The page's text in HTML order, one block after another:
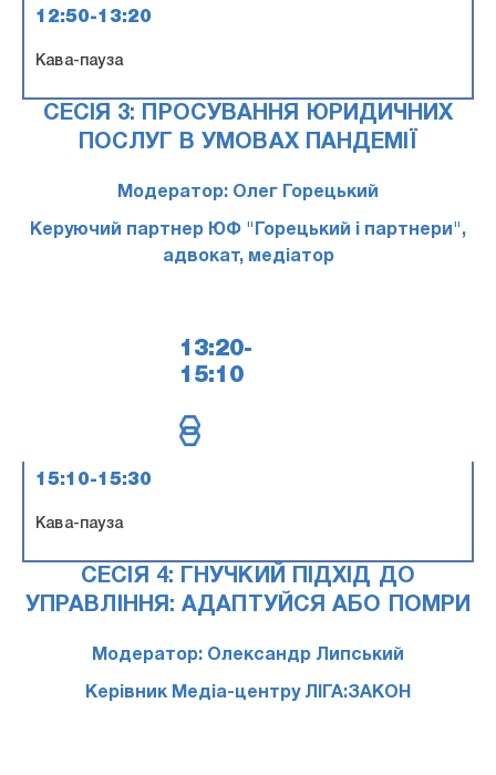
12:50-13:20
Кава-пауза
СЕСІЯ 3: ПРОСУВАННЯ ЮРИДИЧНИХ
ПОСЛУГ В УМОВАХ ПАНДЕМІЇ
Модератор: Олег Горецький
Керуючий партнер ЮФ "Горецький і партнери",
адвокат, медіатор
13:20-
15:10
15:10-15:30
Кава-пауза
СЕСІЯ 4: ГНУЧКИЙ ПІДХІД ДО
УПРАВЛІННЯ: АДАПТУЙСЯ АБО ПОМРИ
Модератор: Олександр Липський
Керівник Медіа-центру ЛІГА:ЗАКОН